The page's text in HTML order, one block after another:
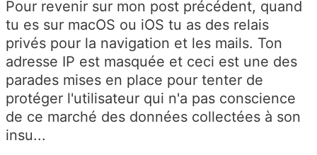
Pour revenir sur mon post précédent, quand
tu es sur macOS ou iOS tu as des relais
privés pour la navigation et les mails. Ton
adresse IP est masquée et ceci est une des
parades mises en place pour tenter de
protéger l'utilisateur qui n'a pas conscience
de ce marché des données collectées à son
insu...